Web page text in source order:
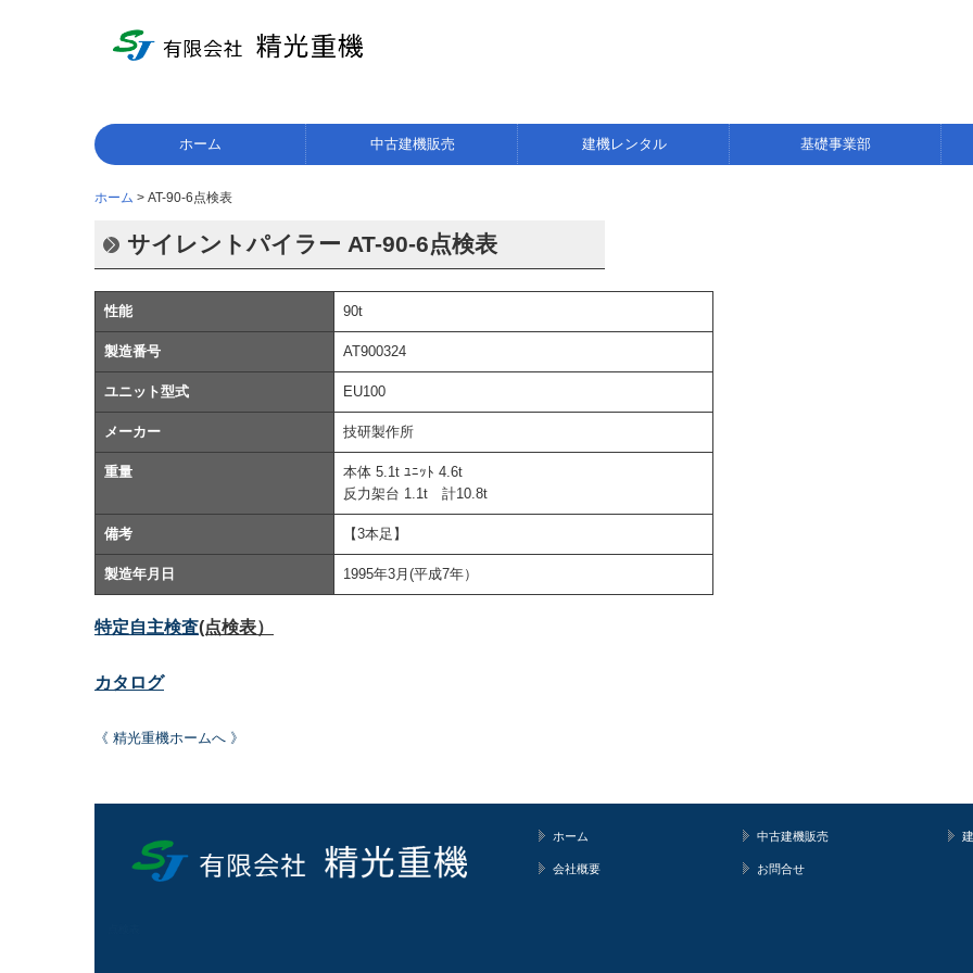
ホーム 中古建機販売 建機レンタル 基礎事業部
ホーム AT-90-6点検表
サイレントパイラー AT-90-6点検表
性能 90t
製造番号 AT900324
ユニット型式 EU100
メーカー 技研製作所
重量
本体 5.1t ﾕﾆｯﾄ 4.6t
反力架台 1.1t 計10.8t
備考 【3本足】
製造年月日 1995年3月(平成7年）
特定自主検査(点検表）
カタログ
《 精光重機ホームへ 》
ホーム 中古建機販売
会社概要 お問合せ